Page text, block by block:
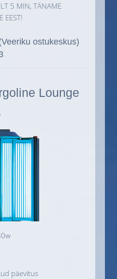
5 MIN, TÄNAME
EEST!
ostukeskus)
Lounge
päevitus